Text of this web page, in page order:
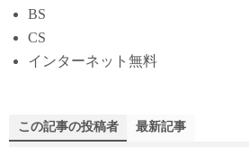
BS
CS
インターネット無料
この記事の投稿者 最新記事